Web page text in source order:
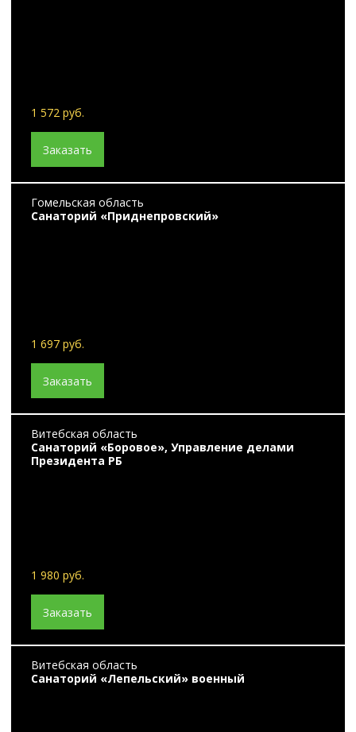
1 572 руб.
Заказать
Гомельская область
Санаторий «Приднепровский»
1 697 руб.
Заказать
Витебская область
Санаторий «Боровое», Управление делами
Президента РБ
1 980 руб.
Заказать
Витебская область
Санаторий «Лепельский» военный